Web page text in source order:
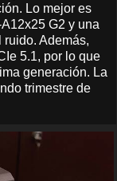
Lo mejor es
G2 y una
Además,
5.1, por lo que
generación. La
trimestre de